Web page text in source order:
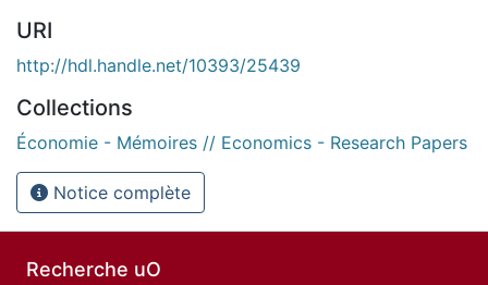
URI
http://hdl.handle.net/10393/25439
Collections
Économie - Mémoires // Economics - Research Papers
Notice complète
Recherche uO